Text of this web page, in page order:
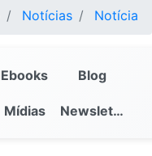
Notícias Notícia
Ebooks Blog
Mídias Newsletter